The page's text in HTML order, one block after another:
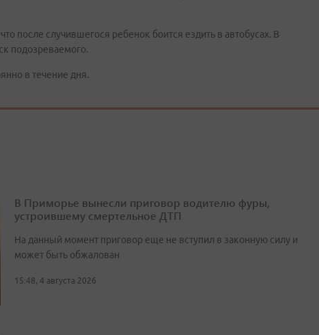
после случившегося ребенок боится ездить в автобусах. В
подозреваемого.
в течение дня.
В Приморье вынесли приговор водителю фуры,
устроившему смертельное ДТП
На данный момент приговор еще не вступил в законную силу и
может быть обжалован
15:48, 4 августа 2026